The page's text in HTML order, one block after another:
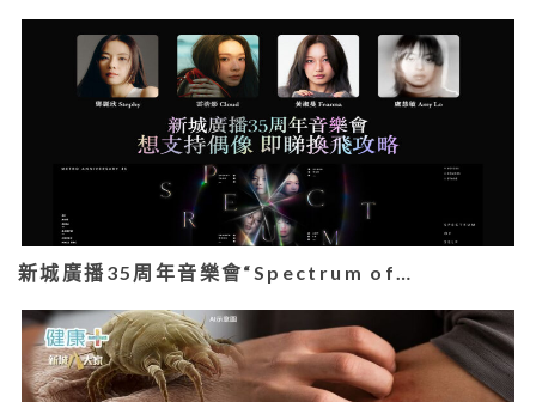
新城廣播35周年音樂會“Spectrum of…